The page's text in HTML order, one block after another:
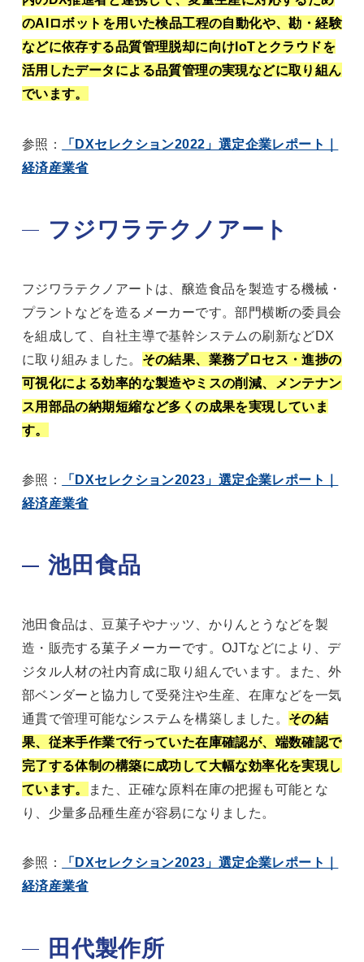
のAIロボットを用いた検品工程の自動化や、勘・経験
などに依存する品質管理脱却に向けIoTとクラウドを
活用したデータによる品質管理の実現などに取り組ん
でいます。
参照：
「DXセレクション2022」選定企業レポート｜
経済産業省
フジワラテクノアート
フジワラテクノアートは、醸造食品を製造する機械・
プラントなどを造るメーカーです。部門横断の委員会
を組成して、自社主導で基幹システムの刷新などDX
に取り組みました。 その結果、業務プロセス・進捗の
可視化による効率的な製造やミスの削減、メンテナン
ス用部品の納期短縮など多くの成果を実現していま
す。
参照：
「DXセレクション2023」選定企業レポート｜
経済産業省
池田食品
池田食品は、豆菓子やナッツ、かりんとうなどを製
造・販売する菓子メーカーです。OJTなどにより、デ
ジタル人材の社内育成に取り組んでいます。また、外
部ベンダーと協力して受発注や生産、在庫などを一気
通貫で管理可能なシステムを構築しました。 その結
果、従来手作業で行っていた在庫確認が、端数確認で
完了する体制の構築に成功して大幅な効率化を実現し
ています。
また、正確な原料在庫の把握も可能とな
り、少量多品種生産が容易になりました。
参照：
「DXセレクション2023」選定企業レポート｜
経済産業省
田代製作所